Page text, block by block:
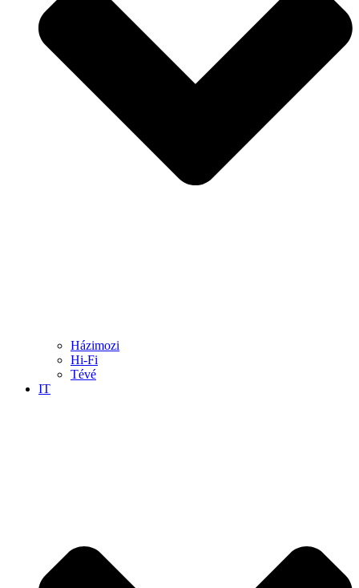
Házimozi
Hi-Fi
Tévé
IT